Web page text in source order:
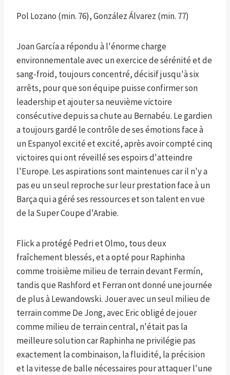
Pol Lozano (min. 76), González Álvarez (min. 77)
Joan García a répondu à l'énorme charge
environnementale avec un exercice de sérénité et de
sang-froid, toujours concentré, décisif jusqu'à six
arrêts, pour que son équipe puisse confirmer son
leadership et ajouter sa neuvième victoire
consécutive depuis sa chute au Bernabéu. Le gardien
a toujours gardé le contrôle de ses émotions face à
un Espanyol excité et excité, après avoir compté cinq
victoires qui ont réveillé ses espoirs d'atteindre
l'Europe. Les aspirations sont maintenues car il n'y a
pas eu un seul reproche sur leur prestation face à un
Barça qui a géré ses ressources et son talent en vue
de la Super Coupe d'Arabie.
Flick a protégé Pedri et Olmo, tous deux
fraîchement blessés, et a opté pour Raphinha
comme troisième milieu de terrain devant Fermín,
tandis que Rashford et Ferran ont donné une journée
de plus à Lewandowski. Jouer avec un seul milieu de
terrain comme De Jong, avec Eric obligé de jouer
comme milieu de terrain central, n'était pas la
meilleure solution car Raphinha ne privilégie pas
exactement la combinaison, la fluidité, la précision
et la vitesse de balle nécessaires pour attaquer l'une